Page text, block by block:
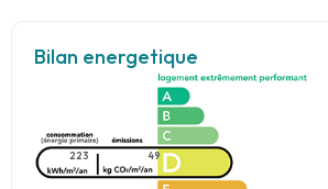
Bilan energetique
223 49